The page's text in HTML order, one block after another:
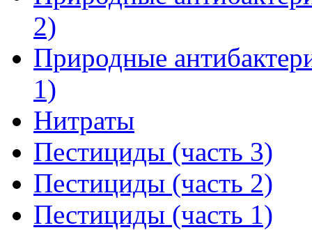
2)
Природные
1)
Нитраты
Пестициды (часть 3)
Пестициды (часть 2)
Пестициды (часть 1)